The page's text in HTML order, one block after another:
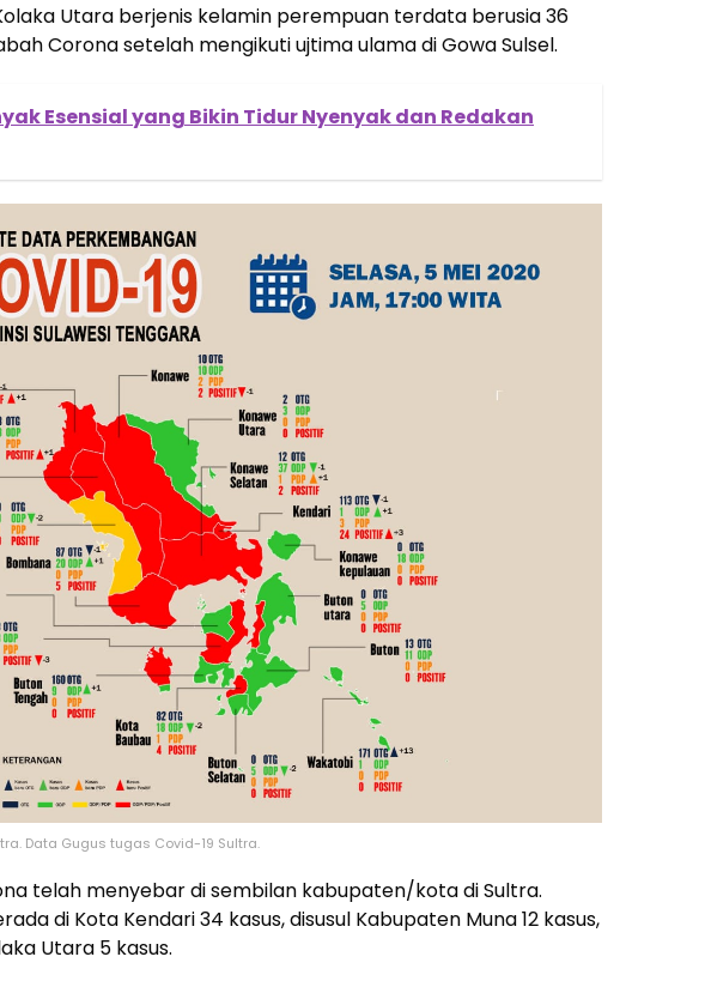
Utara berjenis kelamin perempuan terdata berusia 36
Corona setelah mengikuti ujtima ulama di Gowa Sulsel.
Esensial yang Bikin Tidur Nyenyak dan Redakan
Data Gugus tugas Covid-19 Sultra.
telah menyebar di sembilan kabupaten/kota di Sultra.
di Kota Kendari 34 kasus, disusul Kabupaten Muna 12 kasus,
Utara 5 kasus.